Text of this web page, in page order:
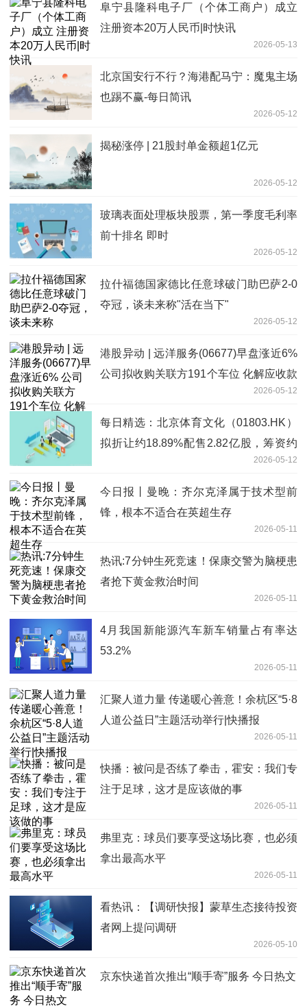
阜宁县隆科电子厂（个体工商户）成立
注册资本20万人民币|时快讯
2026-05-13
北京国安行不行？海港配马宁：魔鬼主场
也踢不赢-每日简讯
2026-05-12
揭秘涨停 | 21股封单金额超1亿元
2026-05-12
玻璃表面处理板块股票，第一季度毛利率
前十排名 即时
2026-05-12
拉什福德国家德比任意球破门助巴萨2-0
夺冠，谈未来称"活在当下"
2026-05-12
港股异动 | 远洋服务(06677)早盘涨近6%
公司拟收购关联方191个车位 化解应收款
2026-05-12
每日精选：北京体育文化（01803.HK）
拟折让约18.89%配售2.82亿股，筹资约
2026-05-12
今日报丨曼晚：齐尔克泽属于技术型前
锋，根本不适合在英超生存
2026-05-11
热讯:7分钟生死竞速！保康交警为脑梗患
者抢下黄金救治时间
2026-05-11
4月我国新能源汽车新车销量占有率达
53.2%
2026-05-11
汇聚人道力量 传递暖心善意！余杭区“5·8
人道公益日”主题活动举行|快播报
2026-05-11
快播：被问是否练了拳击，霍安：我们专
注于足球，这才是应该做的事
2026-05-11
弗里克：球员们要享受这场比赛，也必须
拿出最高水平
2026-05-11
看热讯：【调研快报】蒙草生态接待投资
者网上提问调研
2026-05-10
京东快递首次推出“顺手寄”服务 今日热文